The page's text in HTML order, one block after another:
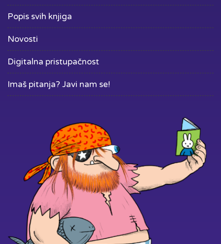
Popis svih knjiga
Novosti
Digitalna pristupačnost
Imaš pitanja? Javi nam se!